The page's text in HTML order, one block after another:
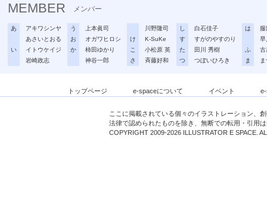
MEMBER メンバー
あ
アキワシンヤ
あさいとおる
い
イトウケイジ
岩崎政志
う
上本眞司
お
オガワヒロシ
か
柿田ゆかり
神谷一郎
川野隆司
け
K-SuKe
こ
小松原 英
さ
斉藤好和
し
白石佳子
す
すがのやすのり
た
田川 秀樹
つ
つぼいひろき
は
早
ふ
古
ま
トップページ e-spaceについて イベント
ここに掲載されている個々のイラストレーション、
法律で認められたものを除き、無断での転用・引用
COPYRIGHT 2009-2026 ILLUSTRATOR E SPACE.